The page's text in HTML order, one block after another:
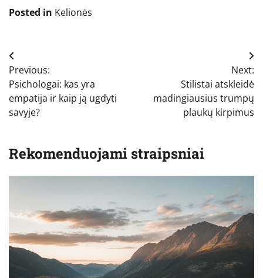
Posted in Kelionės
Navigacija
tarp
įrašų
Previous:
Psichologai: kas yra
empatija ir kaip ją ugdyti
savyje?
Next:
Stilistai atskleidė
madingiausius trumpų
plaukų kirpimus
Rekomenduojami straipsniai